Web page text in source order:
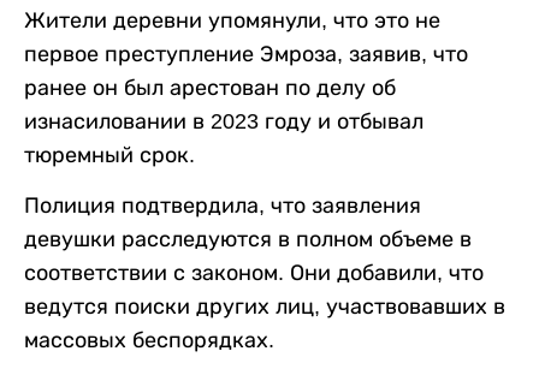
Жители деревни упомянули, что это не
первое преступление Эмроза, заявив, что
ранее он был арестован по делу об
изнасиловании в 2023 году и отбывал
тюремный срок.
Полиция подтвердила, что заявления
девушки расследуются в полном объеме в
соответствии с законом. Они добавили, что
ведутся поиски других лиц, участвовавших в
массовых беспорядках.